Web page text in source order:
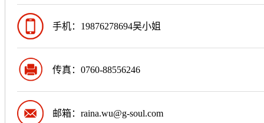
手机：19876278694吴小姐
传真：0760-88556246
邮箱：raina.wu@g-soul.com